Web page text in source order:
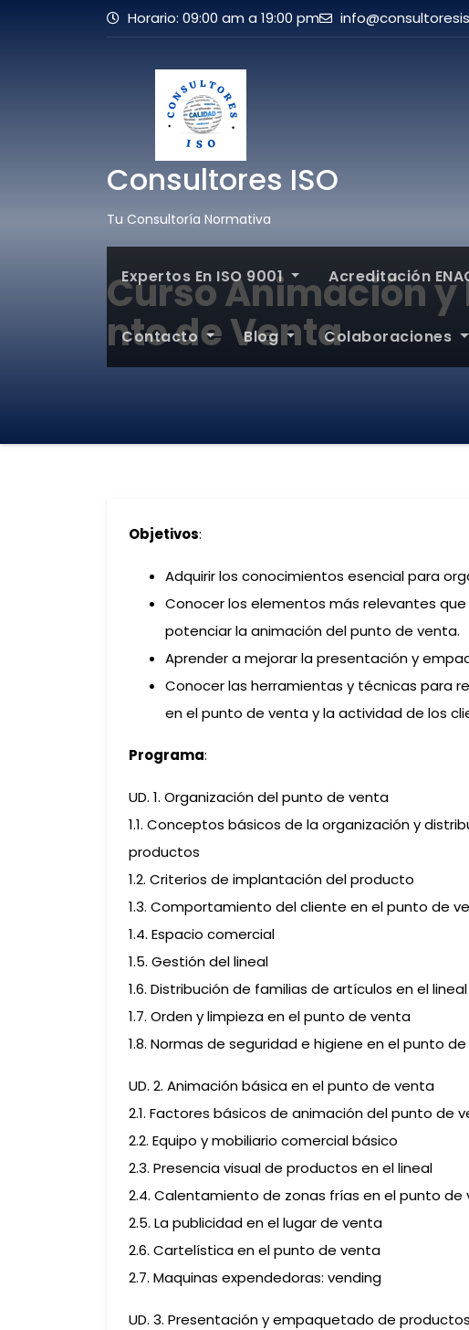
Horario: 09:00 am a 19:00 pm
Consultores ISO
Tu Consultoría Normativa
Expertos En ISO 9001 Acreditación
Contacto Blog Colaboraciones
Curso Animación y
nto de Venta
Objetivos:
Adquirir los conocimientos esencial para
Conocer los elementos más relevantes
potenciar la animación del punto de venta.
Aprender a mejorar la presentación y
Conocer las herramientas y técnicas para
en el punto de venta y la actividad de los
Programa:
UD. 1. Organización del punto de venta
1.1. Conceptos básicos de la organización y
productos
1.2. Criterios de implantación del producto
1.3. Comportamiento del cliente en el punto de
1.4. Espacio comercial
1.5. Gestión del lineal
1.6. Distribución de familias de artículos en el lineal
1.7. Orden y limpieza en el punto de venta
1.8. Normas de seguridad e higiene en el punto
UD. 2. Animación básica en el punto de venta
2.1. Factores básicos de animación del punto de
2.2. Equipo y mobiliario comercial básico
2.3. Presencia visual de productos en el lineal
2.4. Calentamiento de zonas frías en el punto de
2.5. La publicidad en el lugar de venta
2.6. Cartelística en el punto de venta
2.7. Maquinas expendedoras: vending
UD. 3. Presentación y empaquetado de